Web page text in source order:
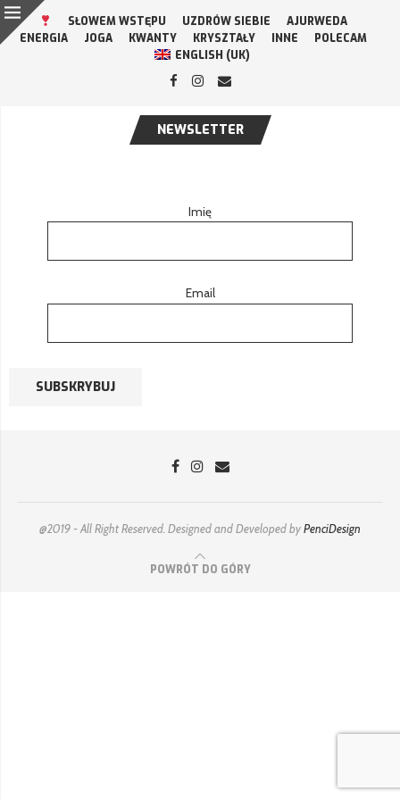
SŁOWEM WSTĘPU UZDRÓW SIEBIE
AJURWEDA
ENERGIA
JOGA KWANTY KRYSZTAŁY INNE
POLECAM
ENGLISH (UK)
NEWSLETTER
Imię
Email
@2019 - All Right Reserved. Designed and Developed byPenciDesign
POWRÓT DO GÓRY